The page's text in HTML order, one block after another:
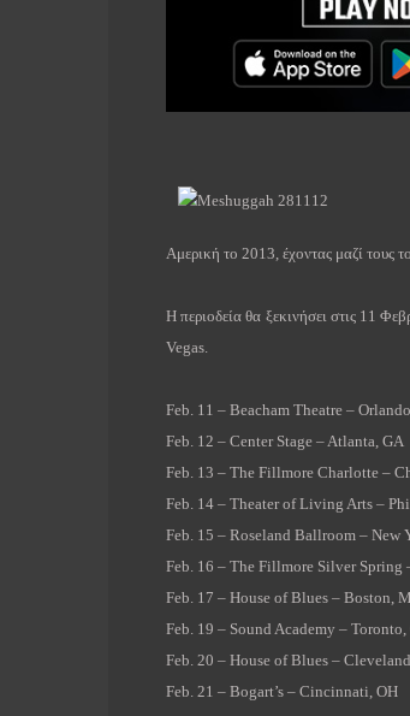
Αμερική το 2013, έχοντας μαζί τους
Η περιοδεία θα ξεκινήσει στις 11
Vegas.
Feb. 11 – Beacham Theatre –
Feb. 12 – Center Stage – Atlanta, GA
Feb. 13 – The Fillmore Charlotte –
Feb. 14 – Theater of Living Arts –
Feb. 15 – Roseland Ballroom – New
Feb. 16 – The Fillmore Silver Spring
Feb. 17 – House of Blues – Boston,
Feb. 19 – Sound Academy –
Feb. 20 – House of Blues –
Feb. 21 – Bogart’s – Cincinnati, OH